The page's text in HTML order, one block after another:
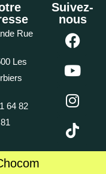
Rue
Les
64 82
81
Suivez-
nous